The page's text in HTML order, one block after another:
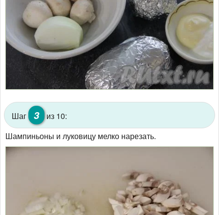
Шаг 3
из 10:
Шампиньоны и луковицу мелко нарезать.